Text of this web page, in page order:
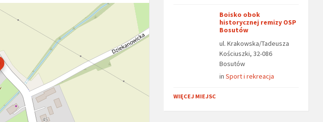
Boisko obok
historycznej remizy OSP
Bosutów
ul. Krakowska/Tadeusza
Kościuszki, 32-086
Bosutów
inSport i rekreacja
WIĘCEJ MIEJSC